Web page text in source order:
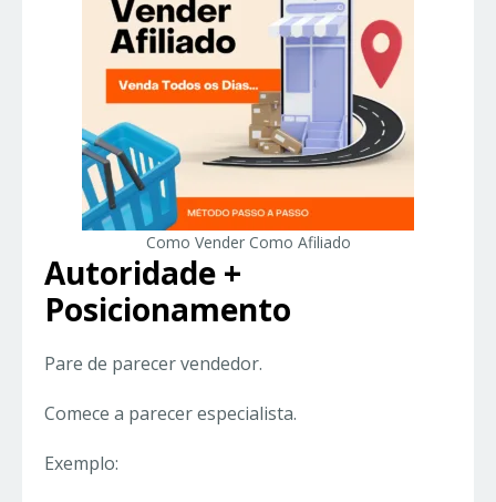
Como Vender Como Afiliado
Autoridade +
Posicionamento
Pare de parecer vendedor.
Comece a parecer especialista.
Exemplo: